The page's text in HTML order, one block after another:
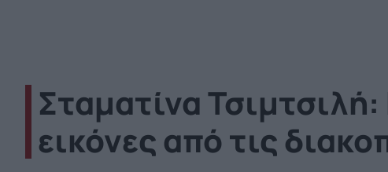
Σταματίνα
εικόνες από τις